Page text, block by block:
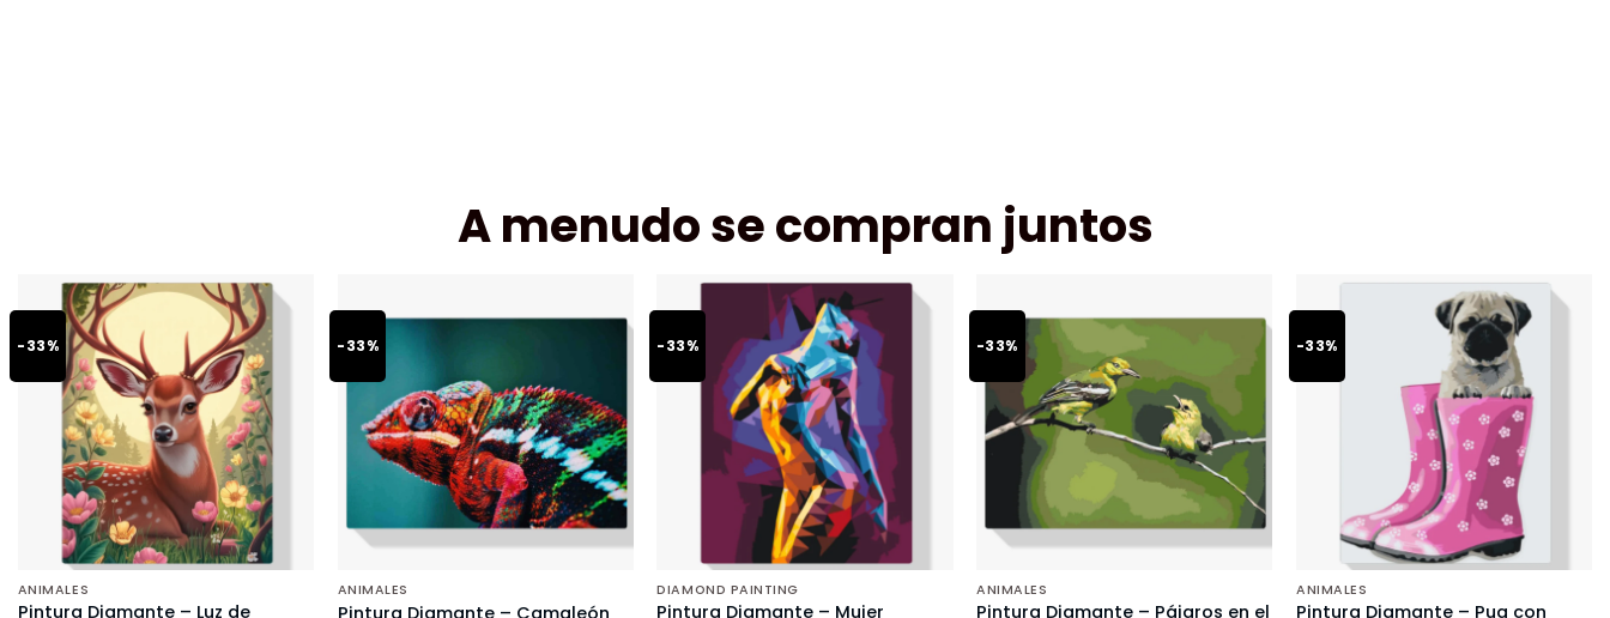
A menudo se compran juntos
-33%
ANIMALES
Pintura Diamante – Luz de
-33%
ANIMALES
Pintura Diamante – Camaleón
-33%
DIAMOND PAINTING
Pintura Diamante – Mujer
-33%
ANIMALES
Pintura Diamante – Pájaros en el
-33%
ANIMALES
Pintura Diamante – Pug con